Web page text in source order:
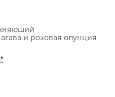
и розовая опунция